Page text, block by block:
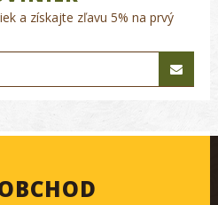
a získajte zľavu 5% na prvý